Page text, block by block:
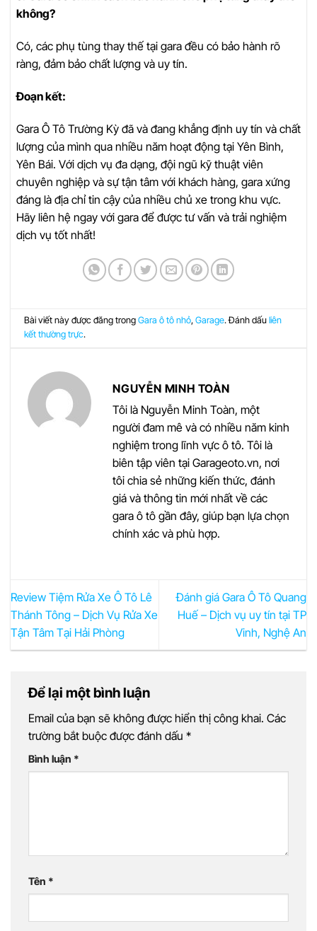
không?
Có, các phụ tùng thay thế tại gara đều có bảo hành rõ
ràng, đảm bảo chất lượng và uy tín.
Đoạn kết:
Gara Ô Tô Trường Kỳ đã và đang khẳng định uy tín và chất
lượng của mình qua nhiều năm hoạt động tại Yên Bình,
Yên Bái. Với dịch vụ đa dạng, đội ngũ kỹ thuật viên
chuyên nghiệp và sự tận tâm với khách hàng, gara xứng
đáng là địa chỉ tin cậy của nhiều chủ xe trong khu vực.
Hãy liên hệ ngay với gara để được tư vấn và trải nghiệm
dịch vụ tốt nhất!
Bài viết này được đăng trongGara ô tô nhỏ,Garage. Đánh dấuliên
kết thường trực.
NGUYỄN MINH TOÀN
Tôi là Nguyễn Minh Toàn, một
người đam mê và có nhiều năm kinh
nghiệm trong lĩnh vực ô tô. Tôi là
biên tập viên tại Garageoto.vn, nơi
tôi chia sẻ những kiến thức, đánh
giá và thông tin mới nhất về các
gara ô tô gần đây, giúp bạn lựa chọn
chính xác và phù hợp.
Review Tiệm Rửa Xe Ô Tô Lê
Thánh Tông – Dịch Vụ Rửa Xe
Tận Tâm Tại Hải Phòng
Đánh giá Gara Ô Tô Quang
Huế – Dịch vụ uy tín tại TP
Vinh, Nghệ An
Để lại một bình luận
Email của bạn sẽ không được hiển thị công khai. Các
trường bắt buộc được đánh dấu *
Bình luận *
Tên *